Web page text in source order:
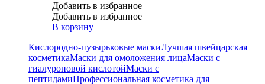
Добавить в избранное
Добавить в избранное
В корзину
Кислородно-пузырьковые маскиЛучшая швейцарская
косметикаМаски для омоложения лицаМаски с
гиалуроновой кислотойМаски с
пептидамиПрофессиональная косметика для